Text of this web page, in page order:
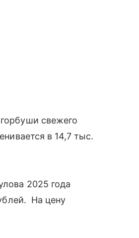
свежего
в 14,7 тыс.
2025 года
На цену